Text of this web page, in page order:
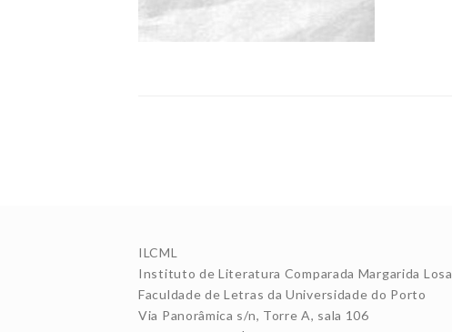
ILCML
Instituto de Literatura Comparada Margarida Losa
Faculdade de Letras da Universidade do Porto
Via Panorâmica s/n, Torre A, sala 106